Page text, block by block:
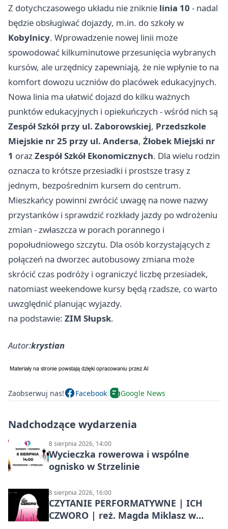
Z dotychczasowego układu nie zniknie linia 10 - nadal
będzie obsługiwać dojazdy, m.in. do szkoły w
Kobylnicy. Wprowadzenie nowej linii może
spowodować kilkuminutowe przesunięcia wybranych
kursów, ale urzędnicy zapewniają, że nie wpłynie to na
komfort dowozu uczniów do placówek edukacyjnych.
Nowa linia ma ułatwić dojazd do kilku ważnych
punktów edukacyjnych i opiekuńczych - wśród nich są
Zespół Szkół przy ul. Zaborowskiej, Przedszkole
Miejskie nr 25 przy ul. Andersa, Żłobek Miejski nr
1 orazZespół Szkół Ekonomicznych. Dla wielu rodzin
oznacza to krótsze przesiadki i prostsze trasy z
jednym, bezpośrednim kursem do centrum.
Mieszkańcy powinni zwrócić uwagę na nowe nazwy
przystanków i sprawdzić rozkłady jazdy po wdrożeniu
zmian - zwłaszcza w porach porannego i
popołudniowego szczytu. Dla osób korzystających z
połączeń na dworzec autobusowy zmiana może
skrócić czas podróży i ograniczyć liczbę przesiadek,
natomiast weekendowe kursy będą rzadsze, co warto
uwzględnić planując wyjazdy.
na podstawie: ZIM Słupsk.
Autor:krystian
Zaobserwuj nas! Facebook Google News
Nadchodzące wydarzenia
8 sierpnia 2026, 14:00
Wycieczka rowerowa i wspólne
ognisko w Strzelinie
8 sierpnia 2026, 16:00
CZYTANIE PERFORMATYWNE | ICH
CZWORO | reż. Magda Miklasz w